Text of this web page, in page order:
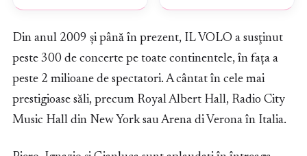
Din anul 2009 și până în prezent, IL VOLO a susţinut
peste 300 de concerte pe toate continentele, în fața a
peste 2 milioane de spectatori. A cântat în cele mai
prestigioase săli, precum Royal Albert Hall, Radio City
Music Hall din New York sau Arena di Verona în Italia.